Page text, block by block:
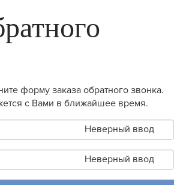
форму заказа обратного звонка.
с Вами в ближайшее время.
Неверный ввод
Неверный ввод